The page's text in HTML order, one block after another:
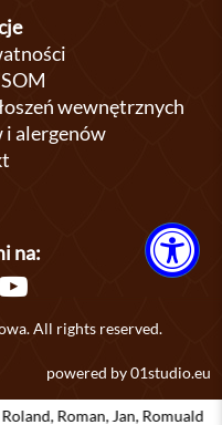
wewnętrznych
i alergenów
na:
All rights reserved.
powered by01studio.eu
Jan, Romuald